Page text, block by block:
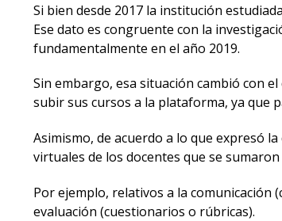
Si bien desde 2017 la institución
Ese dato es congruente con la
fundamentalmente en el año 2019.
Sin embargo, esa situación cambió con
subir sus cursos a la plataforma, ya que
Asimismo, de acuerdo a lo que expresó
virtuales de los docentes que se
Por ejemplo, relativos a la comunicación
evaluación (cuestionarios o rúbricas).